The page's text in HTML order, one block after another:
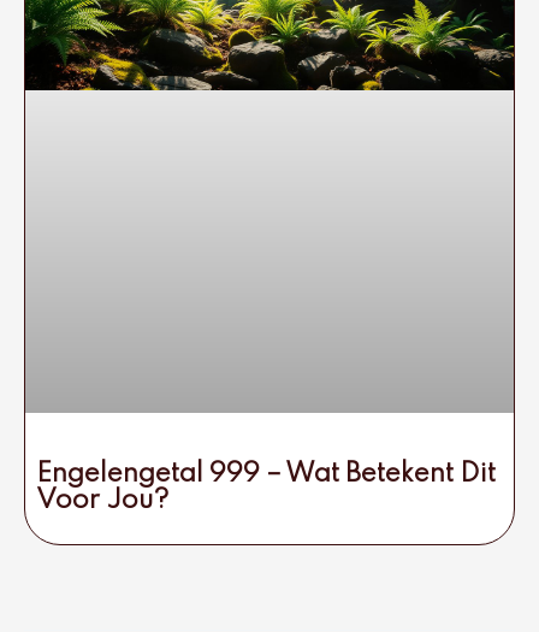
Engelengetal 999 – Wat Betekent Dit
Voor Jou?